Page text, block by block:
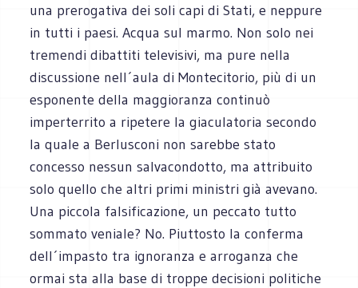
una prerogativa dei soli capi di Stati, e neppure
in tutti i paesi. Acqua sul marmo. Non solo nei
tremendi dibattiti televisivi, ma pure nella
discussione nell´aula di Montecitorio, più di un
esponente della maggioranza continuò
imperterrito a ripetere la giaculatoria secondo
la quale a Berlusconi non sarebbe stato
concesso nessun salvacondotto, ma attribuito
solo quello che altri primi ministri già avevano.
Una piccola falsificazione, un peccato tutto
sommato veniale? No. Piuttosto la conferma
dell´impasto tra ignoranza e arroganza che
ormai sta alla base di troppe decisioni politiche